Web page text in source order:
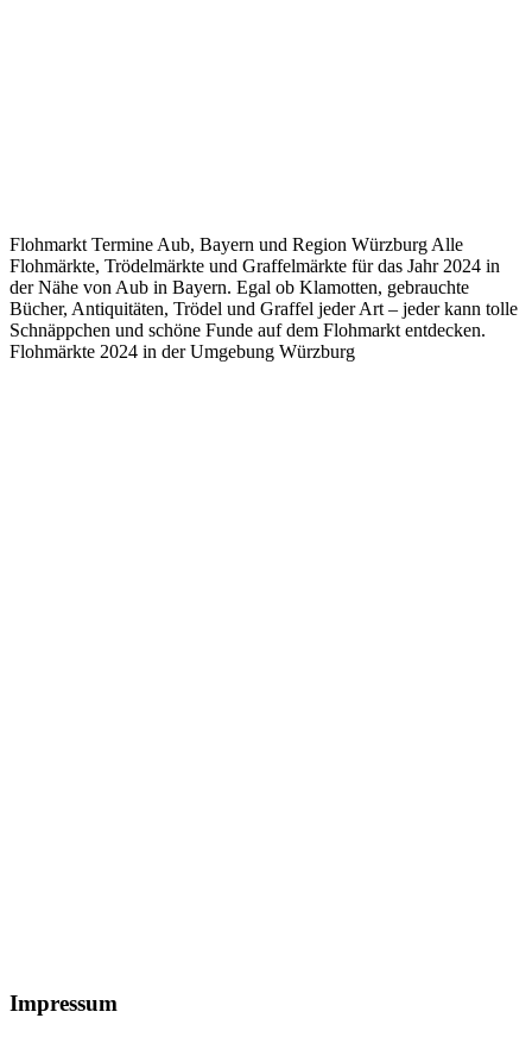
Flohmarkt Termine Aub, Bayern und Region Würzburg Alle
Flohmärkte, Trödelmärkte und Graffelmärkte für das Jahr 2024 in
der Nähe von Aub in Bayern. Egal ob Klamotten, gebrauchte
Bücher, Antiquitäten, Trödel und Graffel jeder Art – jeder kann tolle
Schnäppchen und schöne Funde auf dem Flohmarkt entdecken.
Flohmärkte 2024 in der Umgebung Würzburg
Footer
Impressum